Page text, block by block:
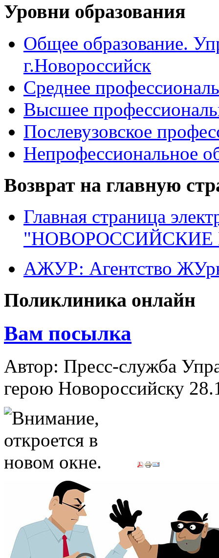
Уровни образования
Общее образование.
г.Новороссийск
Среднее
Высшее
Послевузовское
Непрофессиональное
Возврат на главную
Главная страница
"НОВОРОССИЙСКИЕ
АЖУР: Агентство
Поликлиника онлайн
Вам посылка
Автор: Пресс-служба
герою Новороссийску